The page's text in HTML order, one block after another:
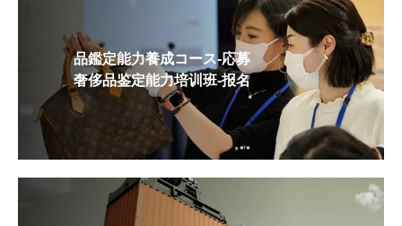
品鑑定能力養成コース-応募
奢侈品鉴定能力培训班-报名